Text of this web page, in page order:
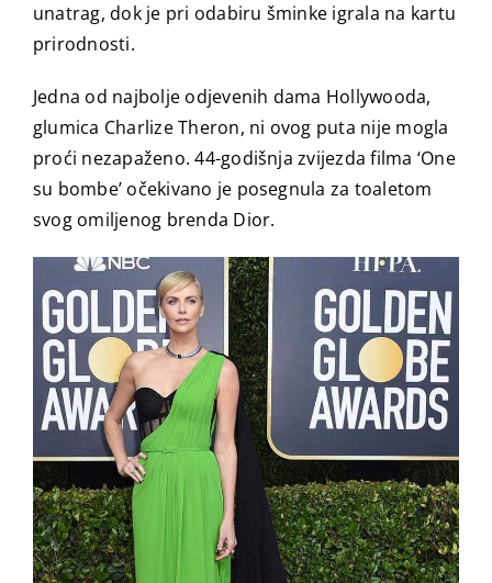
unatrag, dok je pri odabiru šminke igrala na kartu
prirodnosti.
Jedna od najbolje odjevenih dama Hollywooda,
glumica Charlize Theron, ni ovog puta nije mogla
proći nezapaženo. 44-godišnja zvijezda filma ‘One
su bombe’ očekivano je posegnula za toaletom
svog omiljenog brenda Dior.